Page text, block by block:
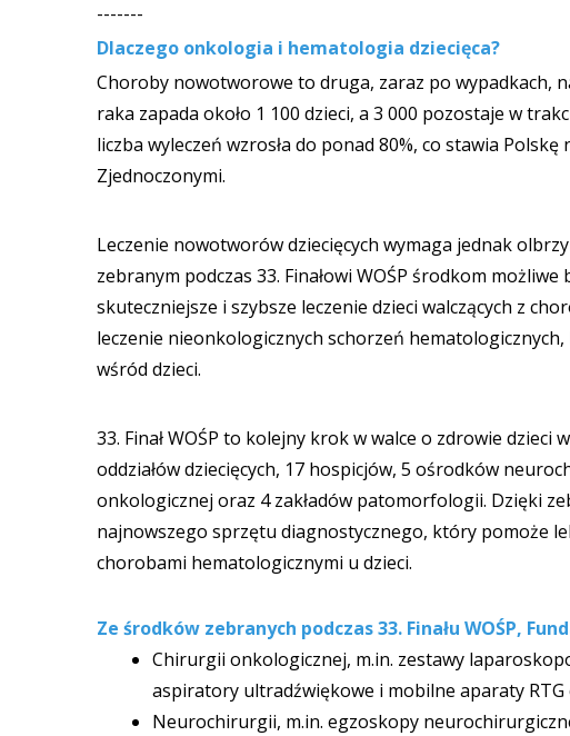
-------
Dlaczego onkologia i hematologia dziecięca?
Choroby nowotworowe to druga, zaraz po wypadkach,
raka zapada około 1 100 dzieci, a 3 000 pozostaje w
liczba wyleczeń wzrosła do ponad 80%, co stawia
Zjednoczonymi.
Leczenie nowotworów dziecięcych wymaga jednak
zebranym podczas 33. Finałowi WOŚP środkom
skuteczniejsze i szybsze leczenie dzieci walczących z
leczenie nieonkologicznych schorzeń
wśród dzieci.
33. Finał WOŚP to kolejny krok w walce o zdrowie dzieci
oddziałów dziecięcych, 17 hospicjów, 5 ośrodków
onkologicznej oraz 4 zakładów patomorfologii. Dzięki
najnowszego sprzętu diagnostycznego, który pomoże
chorobami hematologicznymi u dzieci.
Ze środków zebranych podczas 33. Finału WOŚP,
Chirurgii onkologicznej, m.in. zestawy
aspiratory ultradźwiękowe i mobilne aparaty RTG
Neurochirurgii, m.in. egzoskopy